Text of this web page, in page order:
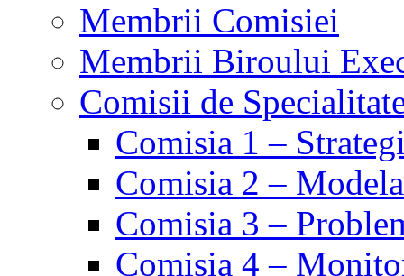
Membrii Comisiei
Membrii Biroului
Comisii de
Comisia 1 –
Comisia 2 –
Comisia 3 –
Comisia 4 –